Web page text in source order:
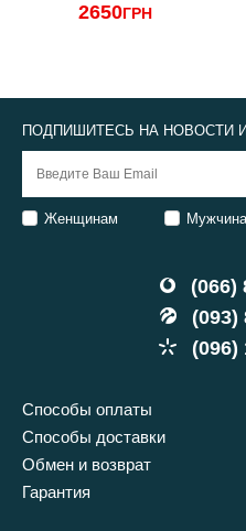
2650ГРН
(066)
(093)
(096)
Способы оплаты
Способы доставки
Обмен и возврат
Гарантия
ПОДПИШИТЕСЬ НА НОВОСТИ
Женщинам